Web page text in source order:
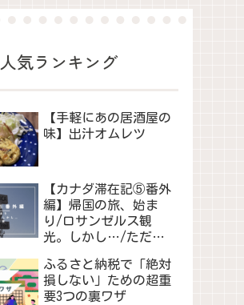
人気ランキング
【手軽にあの居酒屋の
味】出汁オムレツ
【カナダ滞在記⑤番外
編】帰国の旅、始ま
り/ロサンゼルス観
光。しかし…/ただい
ふるさと納税で「絶対
損しない」ための超重
要3つの裏ワザ